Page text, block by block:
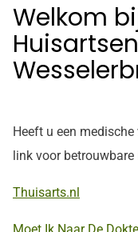
Welkom
Heeft u een
link voor
Thuisarts.nl